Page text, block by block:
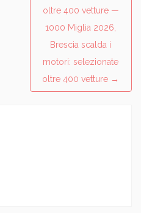
oltre 400 vetture —
1000 Miglia 2026,
Brescia scalda i
motori: selezionate
oltre 400 vetture →